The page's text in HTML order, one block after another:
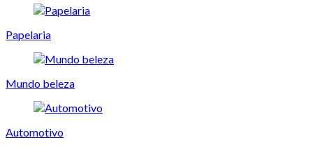
Papelaria
Mundo beleza
Automotivo